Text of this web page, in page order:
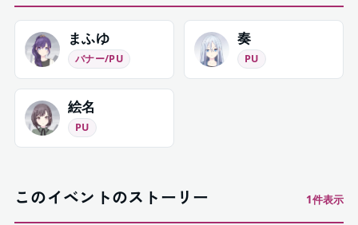
まふゆ
バナー/PU
奏
PU
絵名
PU
このイベントのストーリー 1件表示